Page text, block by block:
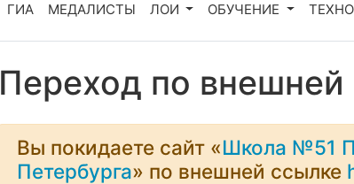
ГИА МЕДАЛИСТЫ ЛОИ ОБУЧЕНИЕ
Переход по внешней
Вы покидаете сайт «Школа №51
Петербурга» по внешней ссылке